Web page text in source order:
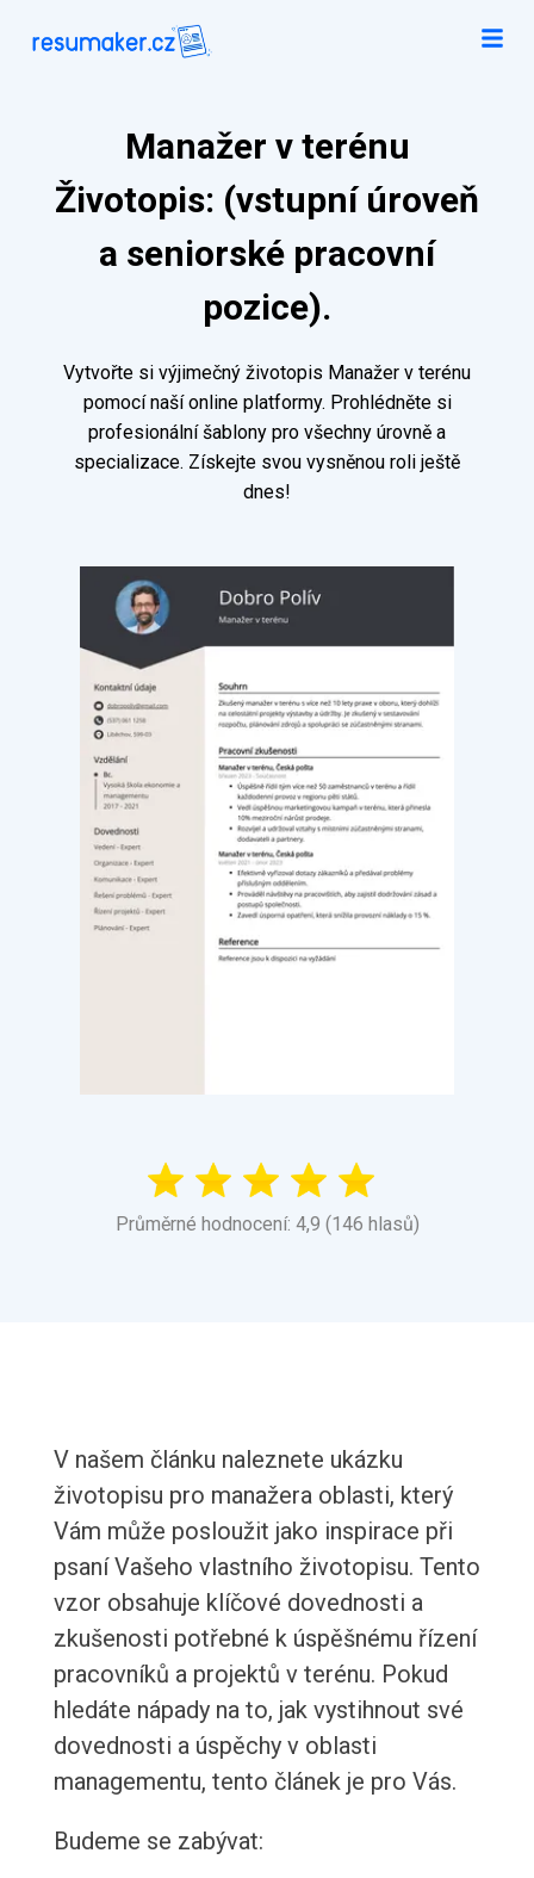
Manažer v terénu
Životopis: (vstupní úroveň
a seniorské pracovní
pozice).
Vytvořte si výjimečný životopis Manažer v terénu
pomocí naší online platformy. Prohlédněte si
profesionální šablony pro všechny úrovně a
specializace. Získejte svou vysněnou roli ještě
dnes!
Průměrné hodnocení: 4,9 (146 hlasů)
V našem článku naleznete ukázku
životopisu pro manažera oblasti, který
Vám může posloužit jako inspirace při
psaní Vašeho vlastního životopisu. Tento
vzor obsahuje klíčové dovednosti a
zkušenosti potřebné k úspěšnému řízení
pracovníků a projektů v terénu. Pokud
hledáte nápady na to, jak vystihnout své
dovednosti a úspěchy v oblasti
managementu, tento článek je pro Vás.
Budeme se zabývat: